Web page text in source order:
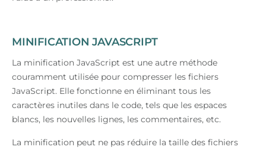
MINIFICATION JAVASCRIPT
La minification JavaScript est une autre méthode
couramment utilisée pour compresser les fichiers
JavaScript. Elle fonctionne en éliminant tous les
caractères inutiles dans le code, tels que les espaces
blancs, les nouvelles lignes, les commentaires, etc.
La minification peut ne pas réduire la taille des fichiers